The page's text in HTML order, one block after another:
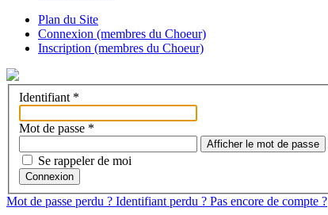
Plan du Site
Connexion (membres du Choeur)
Inscription (membres du Choeur)
Identifiant *
Mot de passe *
Afficher le mot de passe
Se rappeler de moi
Connexion
Mot de passe perdu ? Identifiant perdu ? Pas encore de compte ?